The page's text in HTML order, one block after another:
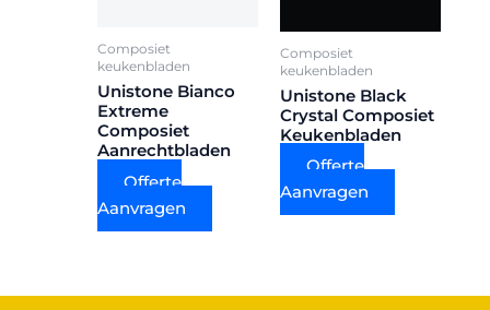
Composiet
keukenbladen
Unistone Bianco
Extreme
Composiet
Aanrechtbladen
Offerte
Aanvragen
Composiet
keukenbladen
Unistone Black
Crystal Composiet
Keukenbladen
Offerte
Aanvragen